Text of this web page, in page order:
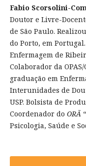
Fabio Scorsolini-
Doutor e Livre-
de São Paulo.
do Porto, em
Enfermagem de
Colaborador da
graduação em
Interunidades de
USP. Bolsista de
Coordenador do ORÃ
Psicologia, Saúde e